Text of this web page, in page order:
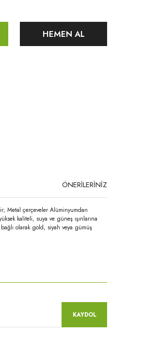
HEMEN AL
ÖNERİLERİNİZ
Metal çerçeveler Alüminyumdan
kaliteli, suya ve güneş ışınlarına
olarak gold, siyah veya gümüş
KAYDOL